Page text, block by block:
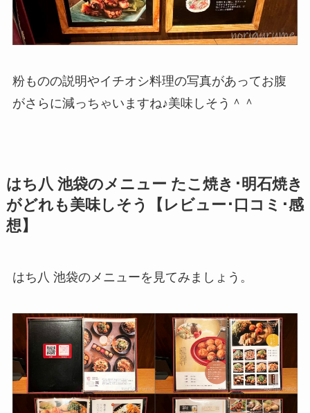
粉ものの説明やイチオシ料理の写真があってお腹
がさらに減っちゃいますね♪美味しそう＾＾
はち八 池袋のメニュー たこ焼き･明石焼き
がどれも美味しそう【レビュー･口コミ･感
想】
はち八 池袋のメニューを見てみましょう。